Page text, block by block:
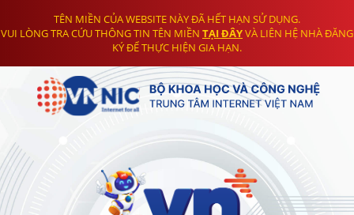
TÊN MIỀN CỦA WEBSITE NÀY ĐÃ HẾT HẠN SỬ DỤNG.
VUI LÒNG TRA CỨU THÔNG TIN TÊN MIỀN TẠI ĐÂYVÀ LIÊN HỆ NHÀ ĐĂNG
KÝ ĐỂ THỰC HIỆN GIA HẠN.